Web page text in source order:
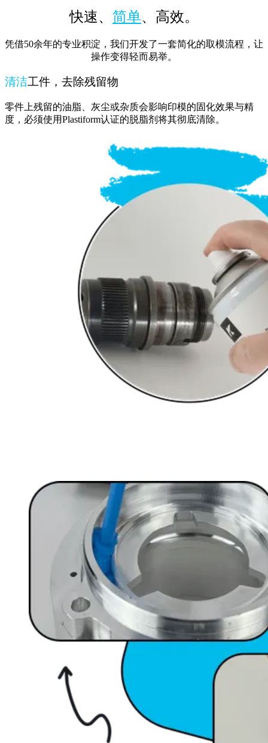
快速、 简单、高效。
凭借50余年的专业积淀，我们开发了一套简化的取模流程，让
操作变得轻而易举。
清洁工件，去除残留物
零件上残留的油脂、灰尘或杂质会影响印模的固化效果与精
度，必须使用Plastiform认证的脱脂剂将其彻底清除。